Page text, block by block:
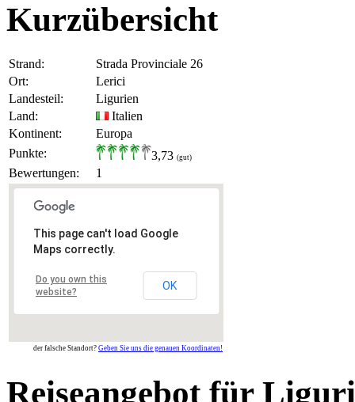
Kurzübersicht
Strand:
Strada Provinciale 26
Ort:
Lerici
Landesteil:
Ligurien
Land:
Italien
Kontinent:
Europa
Punkte:
3,73 (gut)
Bewertungen: 1
This page can't load Google
Maps correctly.
Do you own this
website?
OK
der falsche Standort? Geben Sie uns die genauen Koordinaten!
Reiseangebot für